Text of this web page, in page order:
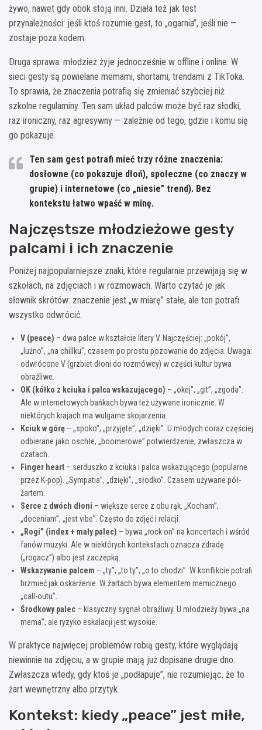
żywo, nawet gdy obok stoją inni. Działa też jak test
przynależności: jeśli ktoś rozumie gest, to „ogarnia”, jeśli nie —
zostaje poza kodem.
Druga sprawa: młodzież żyje jednocześnie w offline i online. W
sieci gesty są powielane memami, shortami, trendami z TikToka.
To sprawia, że znaczenia potrafią się zmieniać szybciej niż
szkolne regulaminy. Ten sam układ palców może być raz słodki,
raz ironiczny, raz agresywny — zależnie od tego, gdzie i komu się
go pokazuje.
Ten sam gest potrafi mieć trzy różne znaczenia:
dosłowne (co pokazuje dłoń), społeczne (co znaczy w
grupie) i internetowe (co „niesie” trend). Bez
kontekstu łatwo wpaść w minę.
Najczęstsze młodzieżowe gesty
palcami i ich znaczenie
Poniżej najpopularniejsze znaki, które regularnie przewijają się w
szkołach, na zdjęciach i w rozmowach. Warto czytać je jak
słownik skrótów: znaczenie jest „w miarę” stałe, ale ton potrafi
wszystko odwrócić.
V (peace) – dwa palce w kształcie litery V. Najczęściej: „pokój”,
„luźno”, „na chillku”, czasem po prostu pozowanie do zdjęcia. Uwaga:
odwrócone V (grzbiet dłoni do rozmówcy) w części kultur bywa
obraźliwe.
OK (kółko z kciuka i palca wskazującego) – „okej”, „git”, „zgoda”.
Ale w internetowych bańkach bywa też używane ironicznie. W
niektórych krajach ma wulgarne skojarzenia.
Kciuk w górę – „spoko”, „przyjęte”, „dzięki”. U młodych coraz częściej
odbierane jako oschłe, „boomerowe” potwierdzenie, zwłaszcza w
czatach.
Finger heart – serduszko z kciuka i palca wskazującego (popularne
przez K-pop). „Sympatia”, „dzięki”, „słodko”. Czasem używane pół-
żartem.
Serce z dwóch dłoni – większe serce z obu rąk. „Kocham”,
„doceniam”, „jest vibe”. Często do zdjęć i relacji.
„Rogi” (index + mały palec) – bywa „rock on” na koncertach i wśród
fanów muzyki. Ale w niektórych kontekstach oznacza zdradę
(„rogacz”) albo jest zaczepką.
Wskazywanie palcem – „ty”, „to ty”, „o to chodzi”. W konflikcie potrafi
brzmieć jak oskarżenie. W żartach bywa elementem memicznego
„call-outu”.
Środkowy palec – klasyczny sygnał obraźliwy. U młodzieży bywa „na
mema”, ale ryzyko eskalacji jest wysokie.
W praktyce najwięcej problemów robią gesty, które wyglądają
niewinnie na zdjęciu, a w grupie mają już dopisane drugie dno.
Zwłaszcza wtedy, gdy ktoś je „podłapuje”, nie rozumiejąc, że to
żart wewnętrzny albo przytyk.
Kontekst: kiedy „peace” jest miłe,